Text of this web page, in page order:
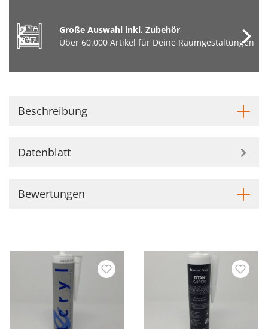
Große Auswahl inkl. Zubehör
Über 60.000 Artikel für Deine Raumgestaltungen
Beschreibung
Datenblatt
Bewertungen